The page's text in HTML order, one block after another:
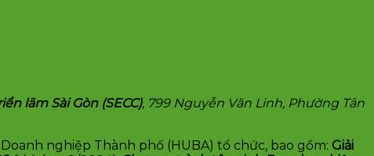
lãm Sài Gòn (SECC), 799 Nguyễn Văn Linh, Phường Tân
nghiệp Thành phố (HUBA) tổ chức, bao gồm: Giải